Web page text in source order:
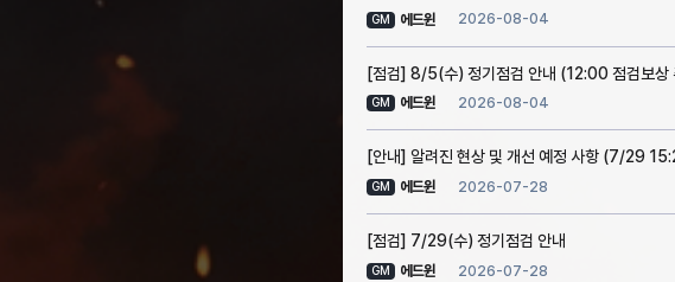
GM 에드윈 2026-08-04
[점검] 8/5(수) 정기점검 안내 (12:00 점검보상
GM 에드윈 2026-08-04
[안내] 알려진 현상 및 개선 예정 사항 (7/29
GM 에드윈 2026-07-28
[점검] 7/29(수) 정기점검 안내
GM 에드윈 2026-07-28